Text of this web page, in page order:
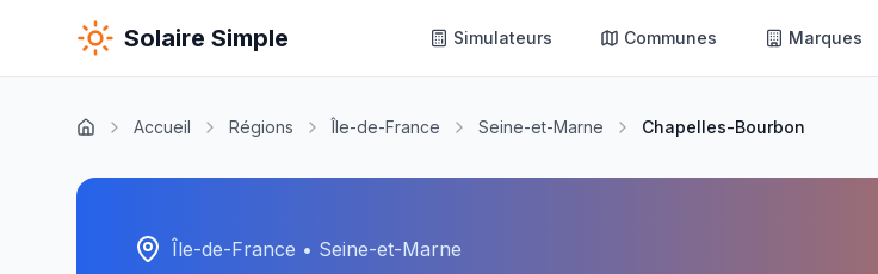
Solaire Simple Simulateurs Communes Marques
Accueil Régions Île-de-France Seine-et-Marne Chapelles-Bourbon
Île-de-France • Seine-et-Marne